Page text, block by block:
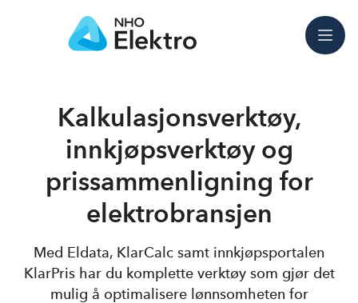
Meny
Kalkulasjonsverktøy,
innkjøpsverktøy og
prissammenligning for
elektrobransjen
Med Eldata, KlarCalc samt innkjøpsportalen
KlarPris har du komplette verktøy som gjør det
mulig å optimalisere lønnsomheten for